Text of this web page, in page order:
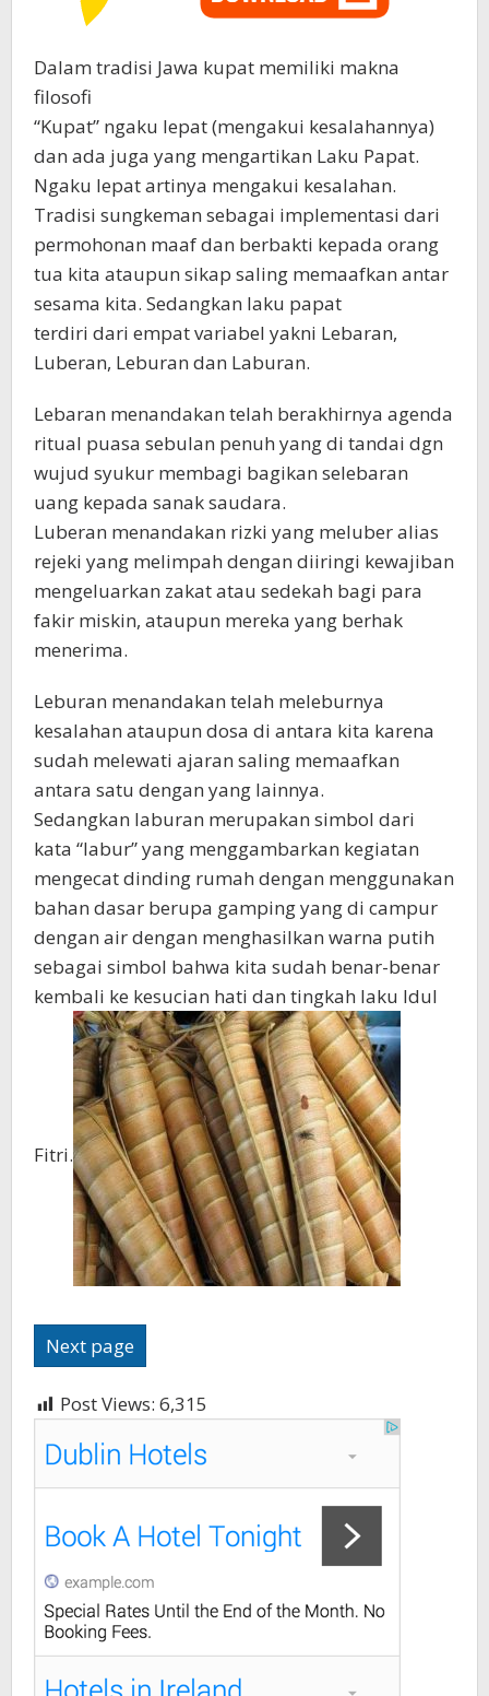
Dalam tradisi Jawa kupat memiliki makna
filosofi
“Kupat” ngaku lepat (mengakui kesalahannya)
dan ada juga yang mengartikan Laku Papat.
Ngaku lepat artinya mengakui kesalahan.
Tradisi sungkeman sebagai implementasi dari
permohonan maaf dan berbakti kepada orang
tua kita ataupun sikap saling memaafkan antar
sesama kita. Sedangkan laku papat
terdiri dari empat variabel yakni Lebaran,
Luberan, Leburan dan Laburan.
Lebaran menandakan telah berakhirnya agenda
ritual puasa sebulan penuh yang di tandai dgn
wujud syukur membagi bagikan selebaran
uang kepada sanak saudara.
Luberan menandakan rizki yang meluber alias
rejeki yang melimpah dengan diiringi kewajiban
mengeluarkan zakat atau sedekah bagi para
fakir miskin, ataupun mereka yang berhak
menerima.
Leburan menandakan telah meleburnya
kesalahan ataupun dosa di antara kita karena
sudah melewati ajaran saling memaafkan
antara satu dengan yang lainnya.
Sedangkan laburan merupakan simbol dari
kata “labur” yang menggambarkan kegiatan
mengecat dinding rumah dengan menggunakan
bahan dasar berupa gamping yang di campur
dengan air dengan menghasilkan warna putih
sebagai simbol bahwa kita sudah benar-benar
kembali ke kesucian hati dan tingkah laku Idul
Fitri.
Next page
Post Views: 6,315